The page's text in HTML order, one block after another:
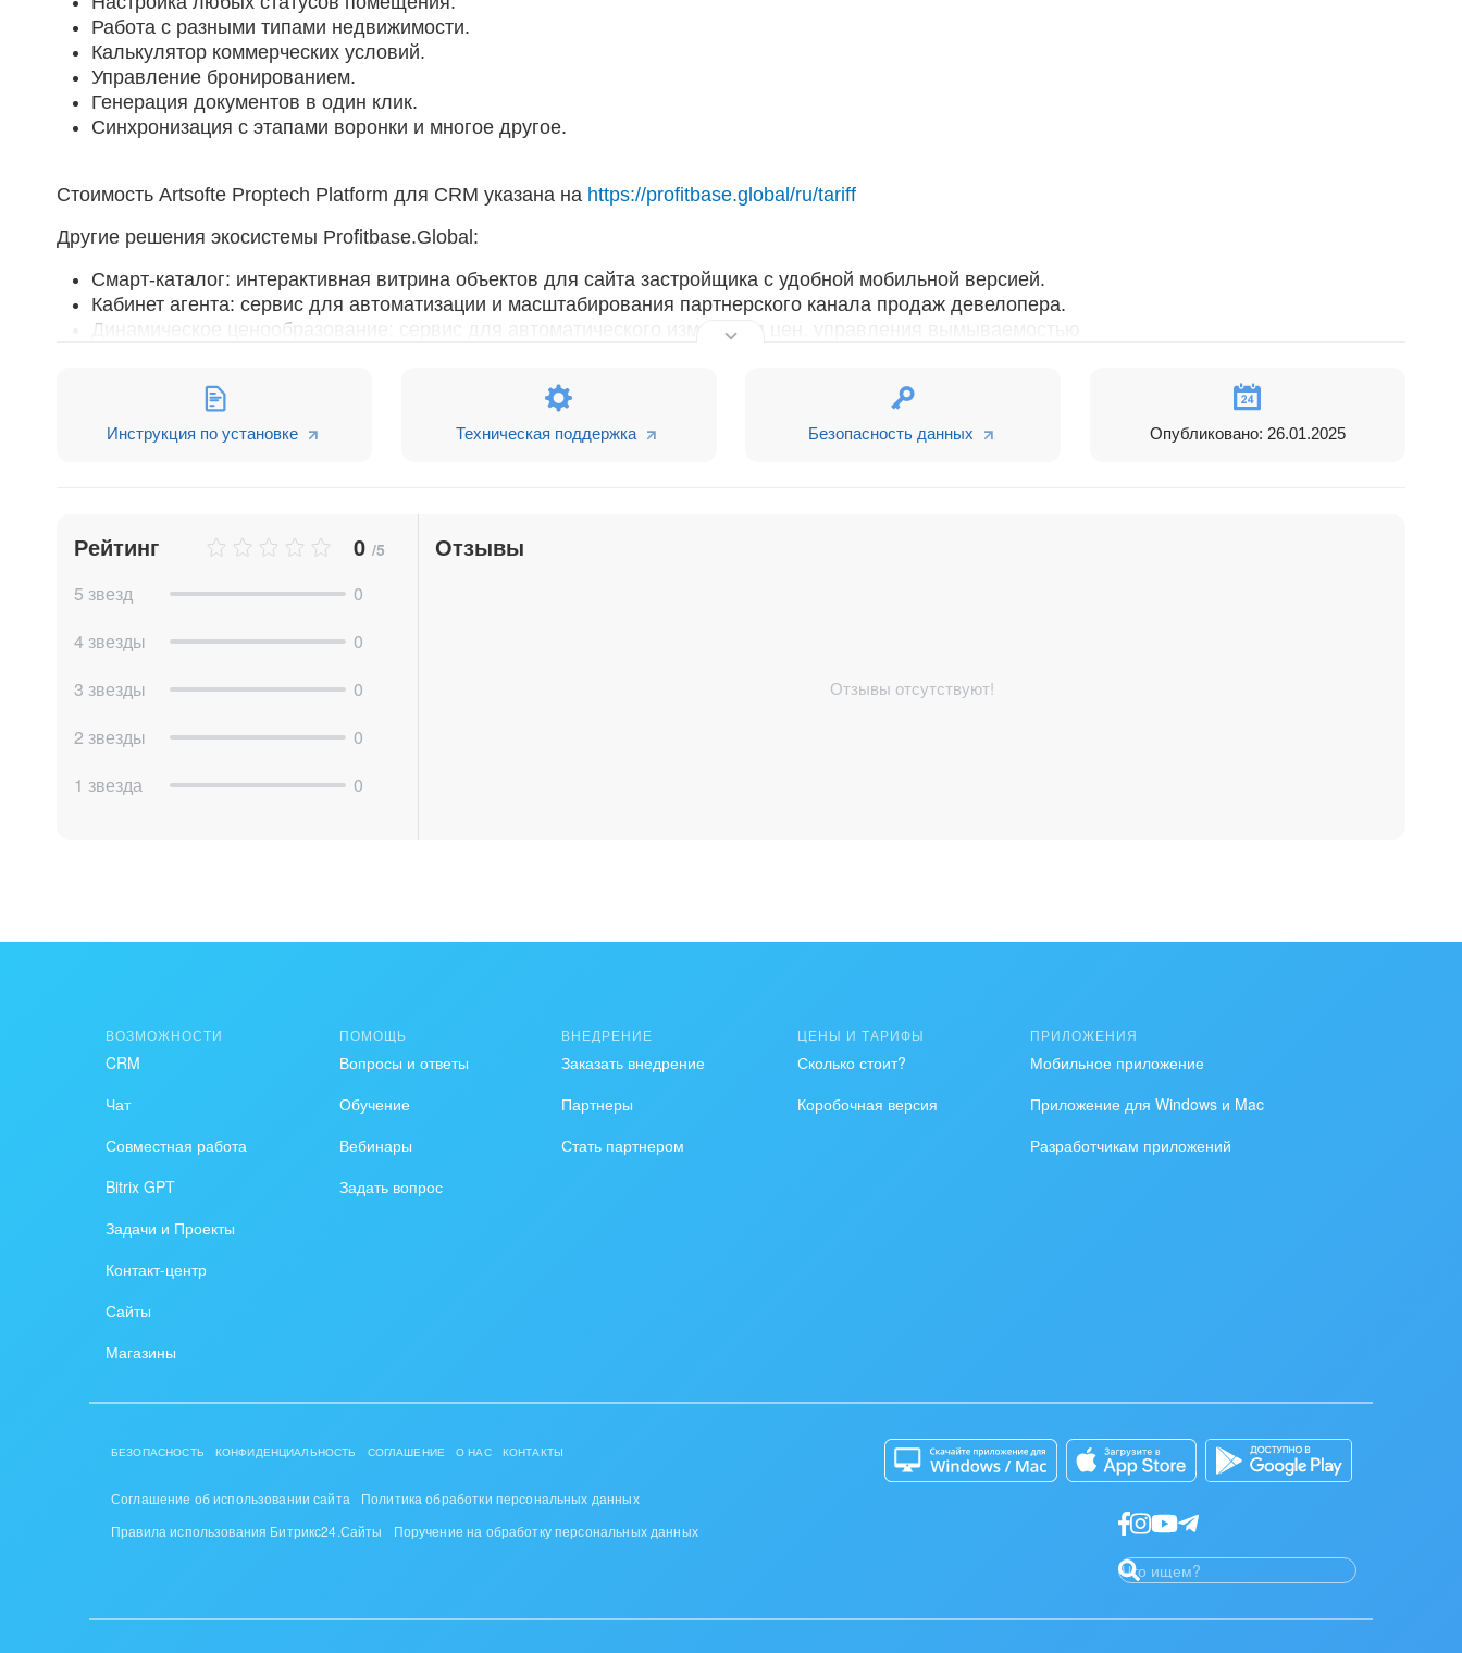
Работа с разными типами недвижимости.
Калькулятор коммерческих условий.
Управление бронированием.
Генерация документов в один клик.
Синхронизация с этапами воронки и многое другое.
Стоимость Artsofte Proptech Platform для CRM указана на https://profitbase.global/ru/tariff
Другие решения экосистемы Profitbase.Global:
Смарт-каталог: интерактивная витрина объектов для сайта застройщика с удобной мобильной версией.
Кабинет агента: сервис для автоматизации и масштабирования партнерского канала продаж девелопера.
Динамическое ценообразование: сервис для автоматического изменения цен, управления вымываемостью
Узнайте больше на
Инструкция по установке Техническая поддержка Безопасность данных Опубликовано: 26.01.2025
Рейтинг 0 /5
5 звезд
0
4 звезды
0
3 звезды
0
2 звезды
0
1 звезда
0
Отзывы
Отзывы отсутствуют!
ВОЗМОЖНОСТИ
CRM
Чат
Совместная работа
Bitrix GPT
Задачи и Проекты
Контакт-центр
Сайты
Магазины
ПОМОЩЬ
Вопросы и ответы
Обучение
Вебинары
Задать вопрос
ВНЕДРЕНИЕ
Заказать внедрение
Партнеры
Стать партнером
ЦЕНЫ И ТАРИФЫ
Сколько стоит?
Коробочная версия
ПРИЛОЖЕНИЯ
Мобильное приложение
Приложение для Windows и Mac
Разработчикам приложений
БЕЗОПАСНОСТЬ КОНФИДЕНЦИАЛЬНОСТЬ СОГЛАШЕНИЕ О НАС КОНТАКТЫ
Соглашение об использовании сайта
Политика обработки персональных данных
Правила использования Битрикс24.Сайты
Поручение на обработку персональных данных